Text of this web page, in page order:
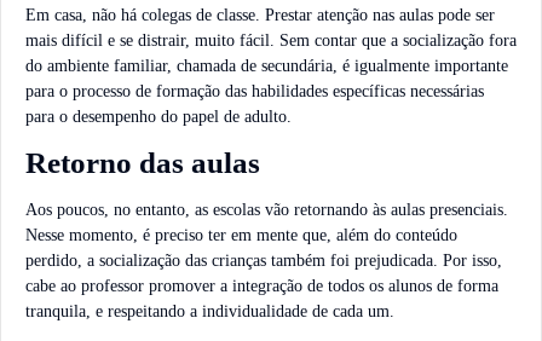
Em casa, não há colegas de classe. Prestar atenção nas aulas pode ser
mais difícil e se distrair, muito fácil. Sem contar que a socialização fora
do ambiente familiar, chamada de secundária, é igualmente importante
para o processo de formação das habilidades específicas necessárias
para o desempenho do papel de adulto.
Retorno das aulas
Aos poucos, no entanto, as escolas vão retornando às aulas presenciais.
Nesse momento, é preciso ter em mente que, além do conteúdo
perdido, a socialização das crianças também foi prejudicada. Por isso,
cabe ao professor promover a integração de todos os alunos de forma
tranquila, e respeitando a individualidade de cada um.